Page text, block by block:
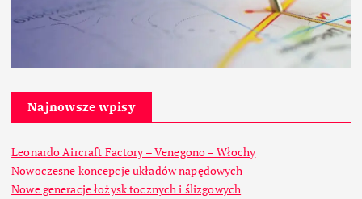
Najnowsze wpisy
Leonardo Aircraft Factory – Venegono – Włochy
Nowoczesne koncepcje układów napędowych
Nowe generacje łożysk tocznych i ślizgowych